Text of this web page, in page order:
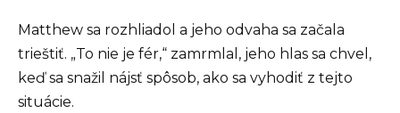
Matthew sa rozhliadol a jeho odvaha sa začala
trieštiť. „To nie je fér,“ zamrmlal, jeho hlas sa chvel,
keď sa snažil nájsť spôsob, ako sa vyhodiť z tejto
situácie.